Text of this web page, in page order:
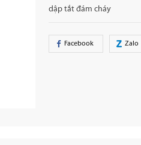
dập tắt đám cháy
Facebook Zalo